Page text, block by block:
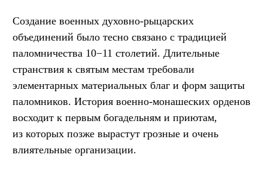
Создание военных духовно-рыцарских
объединений было тесно связано с традицией
паломничества 10−11 столетий. Длительные
странствия к святым местам требовали
элементарных материальных благ и форм защиты
паломников. История военно-монашеских орденов
восходит к первым богадельням и приютам,
из которых позже вырастут грозные и очень
влиятельные организации.